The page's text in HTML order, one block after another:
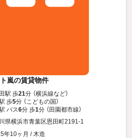
嵐の賃貸物件
駅 歩21分 （横浜線など）
歩5分 （こどもの国）
バス6分 歩1分 （田園都市線）
県横浜市青葉区恩田町2191-1
年10ヶ月 / 木造